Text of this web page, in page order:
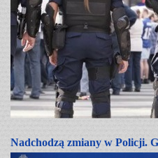
Nadchodzą zmiany w Policji.